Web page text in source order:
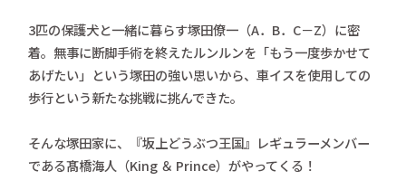
3匹の保護犬と一緒に暮らす塚田僚一（A．B．C－Z）に密
着。無事に断脚手術を終えたルンルンを「もう一度歩かせて
あげたい」という塚田の強い思いから、車イスを使用しての
歩行という新たな挑戦に挑んできた。
そんな塚田家に、『坂上どうぶつ王国』レギュラーメンバー
である髙橋海人（King ＆ Prince）がやってくる！